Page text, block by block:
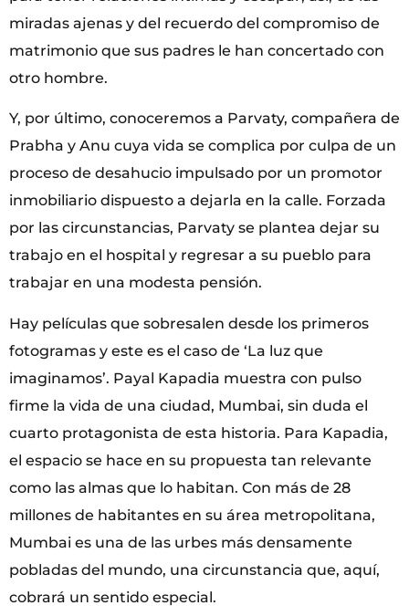
miradas ajenas y del recuerdo del compromiso de
matrimonio que sus padres le han concertado con
otro hombre.
Y, por último, conoceremos a Parvaty, compañera de
Prabha y Anu cuya vida se complica por culpa de un
proceso de desahucio impulsado por un promotor
inmobiliario dispuesto a dejarla en la calle. Forzada
por las circunstancias, Parvaty se plantea dejar su
trabajo en el hospital y regresar a su pueblo para
trabajar en una modesta pensión.
Hay películas que sobresalen desde los primeros
fotogramas y este es el caso de ‘La luz que
imaginamos’. Payal Kapadia muestra con pulso
firme la vida de una ciudad, Mumbai, sin duda el
cuarto protagonista de esta historia. Para Kapadia,
el espacio se hace en su propuesta tan relevante
como las almas que lo habitan. Con más de 28
millones de habitantes en su área metropolitana,
Mumbai es una de las urbes más densamente
pobladas del mundo, una circunstancia que, aquí,
cobrará un sentido especial.